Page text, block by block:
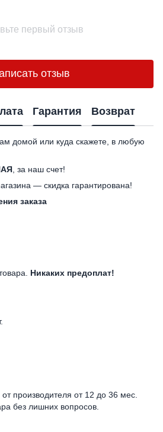
первый отзыв
отзыв
Гарантия Возврат
домой или куда скажете, в любую
, за наш счет!
— скидка гарантирована!
заказа
Никаких предоплат!
производителя от 12 до 36 мес.
без лишних вопросов.